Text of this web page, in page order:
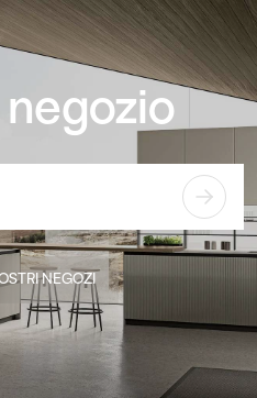
NEGOZI